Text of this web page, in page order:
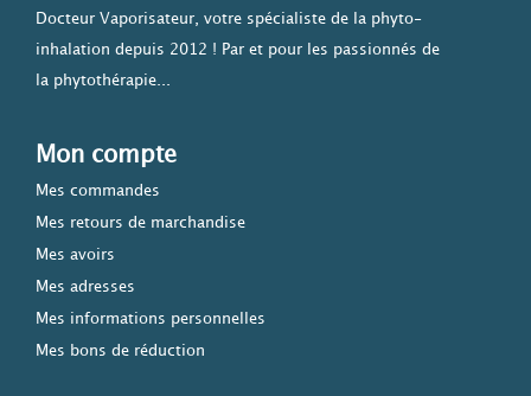
Docteur Vaporisateur, votre spécialiste de la phyto-
inhalation depuis 2012 ! Par et pour les passionnés de
la phytothérapie...
Mon compte
Mes commandes
Mes retours de marchandise
Mes avoirs
Mes adresses
Mes informations personnelles
Mes bons de réduction